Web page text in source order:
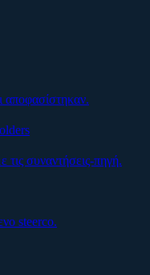
αποφασίστηκαν.
συναντήσεις-πηγή.
steerco.